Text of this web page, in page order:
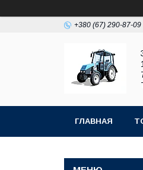
+380 (67) 290-87-09
ГЛАВНАЯ